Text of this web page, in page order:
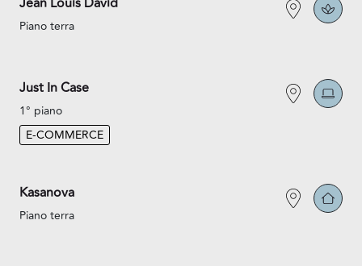
Piano terra
Just In Case
1° piano
E-COMMERCE
Kasanova
Piano terra